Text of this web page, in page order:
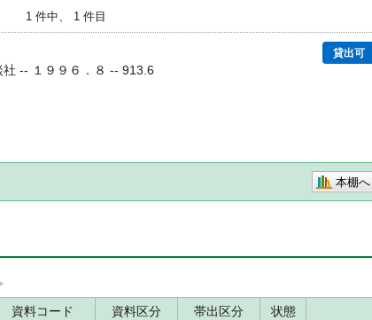
1 件中、 1 件目
貸出可
-- １９９６．８ -- 913.6
本棚へ
資料コード 資料区分 帯出区分 状態